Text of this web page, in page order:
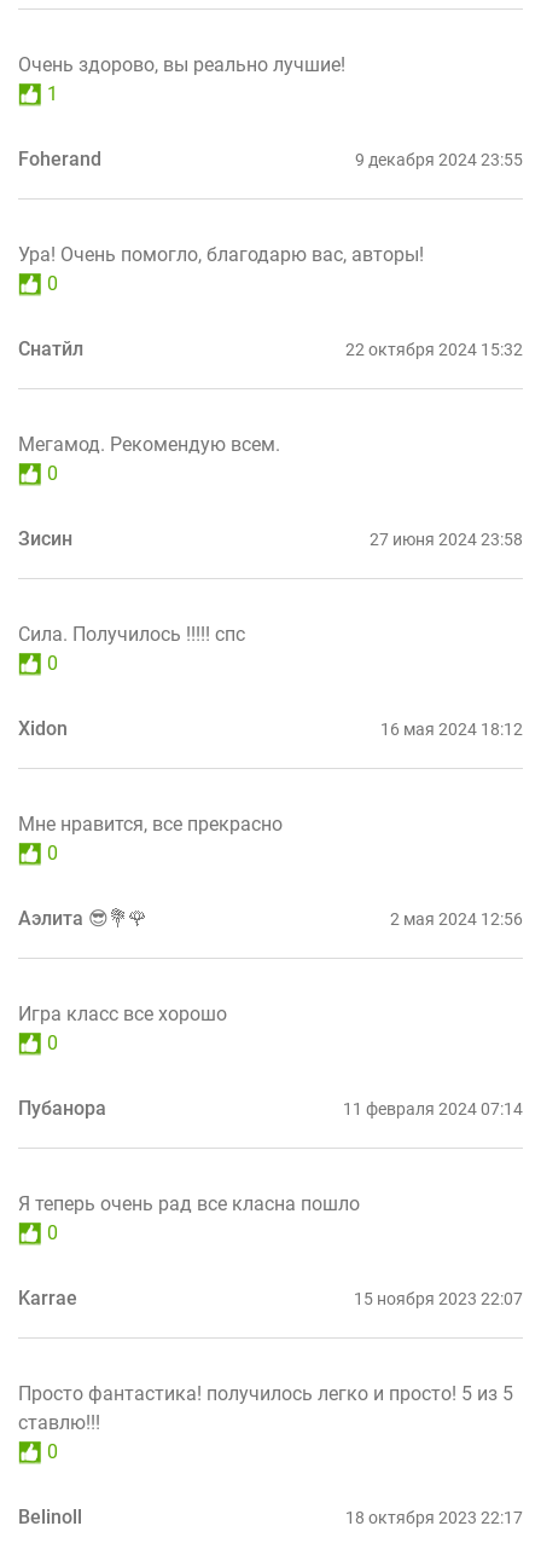
Очень здорово, вы реально лучшие!
1
Foherand 9 декабря 2024 23:55
Ура! Очень помогло, благодарю вас, авторы!
0
Снатйл 22 октября 2024 15:32
Мегамод. Рекомендую всем.
0
Зисин 27 июня 2024 23:58
Сила. Получилось !!!!! спс
0
Xidon 16 мая 2024 18:12
Мне нравится, все прекрасно
0
Аэлита 😎💐🌹 2 мая 2024 12:56
Игра класс все хорошо
0
Пубанора 11 февраля 2024 07:14
Я теперь очень рад все класна пошло
0
Karrae 15 ноября 2023 22:07
Просто фантастика! получилось легко и просто! 5 из 5
ставлю!!!
0
Belinoll 18 октября 2023 22:17